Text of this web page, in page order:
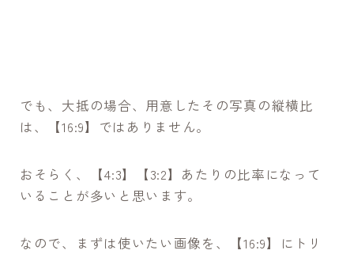
でも、大抵の場合、用意したその写真の縦横比
は、【16:9】ではありません。
おそらく、【4:3】【3:2】あたりの比率になって
いることが多いと思います。
なので、まずは使いたい画像を、【16:9】にトリ